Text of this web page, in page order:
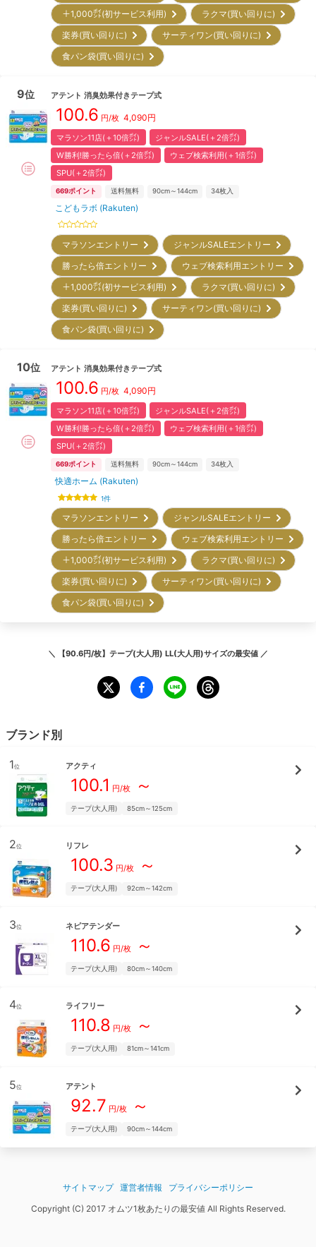
＋1,000㌽(初サービス利用)
ラクマ(買い回りに)
楽券(買い回りに)
サーティワン(買い回りに)
食パン袋(買い回りに)
9位 アテント 消臭効果付きテープ式
100.6 円/枚 4,090円
マラソン11店(＋10倍㌽)
ジャンルSALE(＋2倍㌽)
W勝利!勝ったら倍(＋2倍㌽)
ウェブ検索利用(＋1倍㌽)
SPU(＋2倍㌽)
669ポイント 送料無料 90cm～144cm 34枚入
こどもラボ (Rakuten)
マラソンエントリー
ジャンルSALEエントリー
勝ったら倍エントリー
ウェブ検索利用エントリー
＋1,000㌽(初サービス利用)
ラクマ(買い回りに)
楽券(買い回りに)
サーティワン(買い回りに)
食パン袋(買い回りに)
10位 アテント 消臭効果付きテープ式
100.6 円/枚 4,090円
マラソン11店(＋10倍㌽)
ジャンルSALE(＋2倍㌽)
W勝利!勝ったら倍(＋2倍㌽)
ウェブ検索利用(＋1倍㌽)
SPU(＋2倍㌽)
669ポイント 送料無料 90cm～144cm 34枚入
快適ホーム (Rakuten)
1件
マラソンエントリー
ジャンルSALEエントリー
勝ったら倍エントリー
ウェブ検索利用エントリー
＋1,000㌽(初サービス利用)
ラクマ(買い回りに)
楽券(買い回りに)
サーティワン(買い回りに)
食パン袋(買い回りに)
＼ 【90.6円/枚】テープ(大人用) LL(大人用)サイズの最安値 ／
ブランド別
1位 アクティ
100.1 円/枚～
テープ(大人用) 85cm～125cm
2位 リフレ
100.3 円/枚～
テープ(大人用) 92cm～142cm
3位 ネピアテンダー
110.6 円/枚～
テープ(大人用) 80cm～140cm
4位 ライフリー
110.8 円/枚～
テープ(大人用) 81cm～141cm
5位 アテント
92.7 円/枚～
テープ(大人用) 90cm～144cm
サイトマップ 運営者情報
プライバシーポリシー
Copyright (C) 2017 オムツ1枚あたりの最安値 All Rights Reserved.